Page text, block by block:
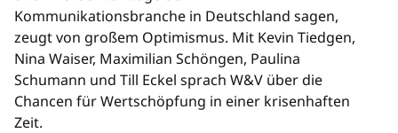
Kommunikationsbranche in Deutschland sagen,
zeugt von großem Optimismus. Mit Kevin Tiedgen,
Nina Waiser, Maximilian Schöngen, Paulina
Schumann und Till Eckel sprach W&V über die
Chancen für Wertschöpfung in einer krisenhaften
Zeit.